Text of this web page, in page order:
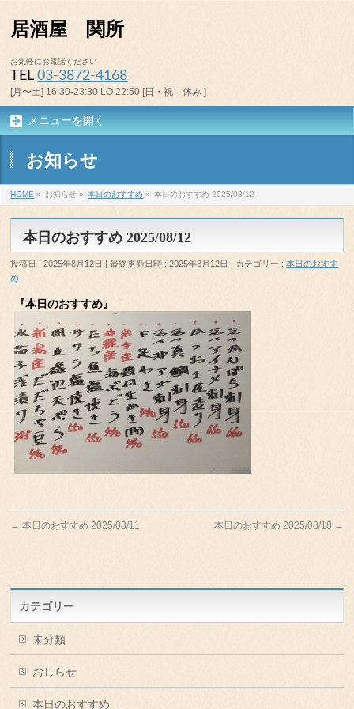
居酒屋 関所
お気軽にお電話ください
TEL03-3872-4168
[月〜土] 16:30-23:30 LO 22:50 [日・祝 休み ]
メニューを開く
お知らせ
HOME » お知らせ » 本日のおすすめ » 本日のおすすめ 2025/08/12
本日のおすすめ 2025/08/12
投稿日 : 2025年8月12日 最終更新日時 : 2025年8月12日 カテゴリー :本日のおすす
め
『本日のおすすめ』
← 本日のおすすめ 2025/08/11 本日のおすすめ 2025/08/18 →
カテゴリー
未分類
おしらせ
本日のおすすめ